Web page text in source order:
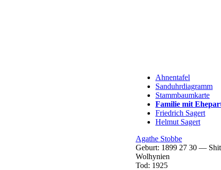
Ahnentafel
Sanduhrdiagramm
Stammbaumkarte
Familie mit
Friedrich Sagert
Helmut Sagert
Agathe Stobbe
Geburt: 1899 27 30 —
Wolhynien
Tod: 1925